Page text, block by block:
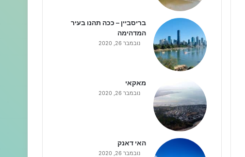
בריסביין – ככה תהנו בעיר
המדהימה
נובמבר 26, 2020
מאקאי
נובמבר 26, 2020
האי דאנק
נובמבר 26, 2020